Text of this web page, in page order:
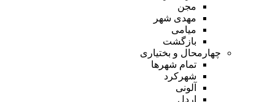
مجن
مهدی شهر
میامی
بازگشت
چهارمحال و بختیاری
تمام شهر‌ها
شهرکرد
آلونی
اردل